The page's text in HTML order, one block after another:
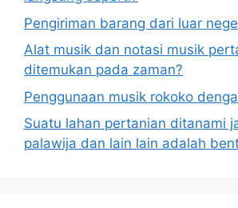
Pengiriman barang dari luar
Alat musik dan notasi musik
ditemukan pada zaman?
Penggunaan musik rokoko
Suatu lahan pertanian ditanami
palawija dan lain lain adalah